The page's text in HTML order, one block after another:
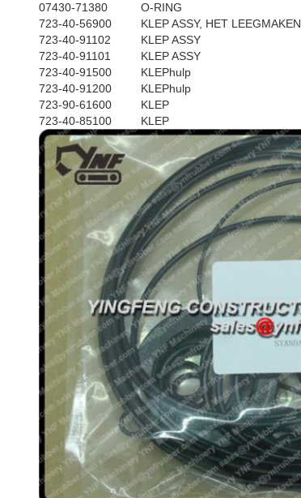
07430-71380
O-RING
723-40-56900
KLEP ASSY, HET LEEGMAKEN
723-40-91102
KLEP ASSY
723-40-91101
KLEP ASSY
723-40-91500
KLEPhulp
723-40-91200
KLEPhulp
723-90-61600
KLEP
723-40-85100
KLEP